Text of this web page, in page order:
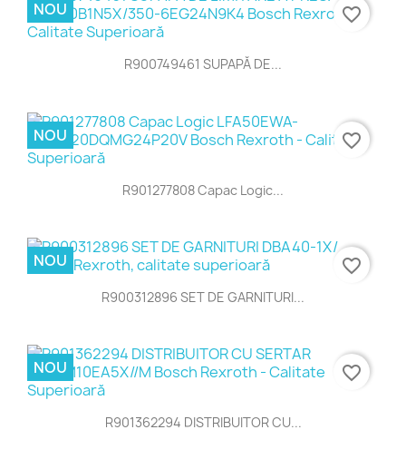
R900749461 SUPAPĂ DE...
NOU favorite_border
R901277808 Capac Logic...
NOU favorite_border
R900312896 SET DE GARNITURI...
NOU favorite_border
R901362294 DISTRIBUITOR CU...
NOU favorite_border